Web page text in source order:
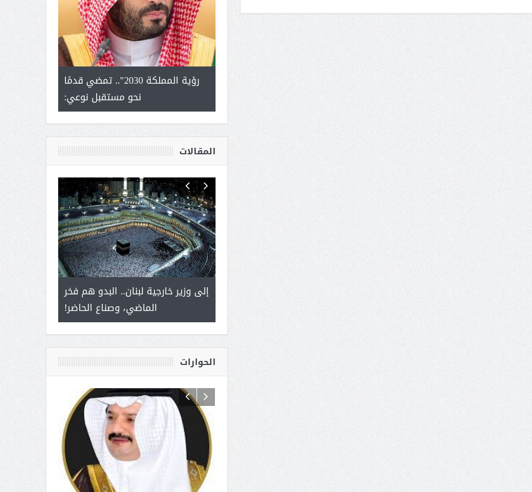
الشيخ
يحصل على
رؤية المملكة 2030".. تمضي قدمًا
نحو مستقبل نوعي:
المؤشرات الجغرافية للتمور ورشة
عمل ينظمها موسم عنيزة
الشيخ صالح بن حسين آل سلامة
يحصل على الدكتوراة في الإدارة من
أكاديمية(جيت) البريطانية
المقالات
سلمان بن
إلى وزير خارجية لبنان.. البدو هم فخر
الماضي، وصناع الحاضر!
( مشعل بن عبد الله ) .. أمير يحمل
جينات الوطن ويتغذى من عشق
القيادة
حوار يحمل جينات الوطن مع الأمير
مشعل بن عبد الله بن عبد العزيز
الحوارات